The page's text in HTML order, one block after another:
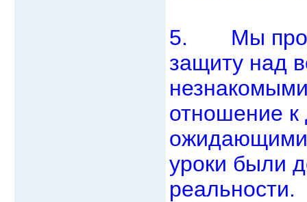
5. Мы
защиту над
отношение
ожидающими
уроки были
реальности.